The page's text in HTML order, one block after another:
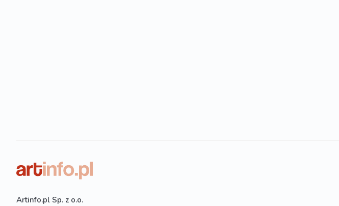
Artinfo.pl Sp. z o.o.